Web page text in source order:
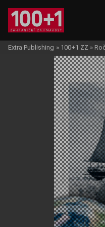
Extra Publishing » 100+1 ZZ »